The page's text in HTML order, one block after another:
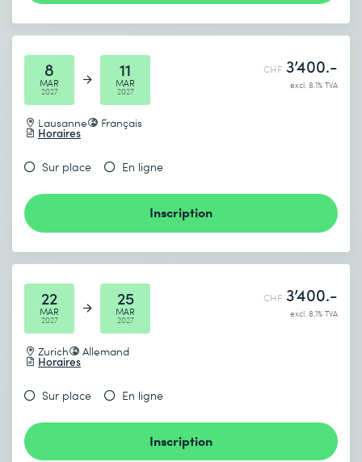
8
MAR
2027
11
MAR
2027
Lausanne Français
Horaires
CHF 3’400.-
excl. 8.1% TVA
Sur place En ligne
Inscription
22
MAR
2027
25
MAR
2027
Zurich Allemand
Horaires
CHF 3’400.-
excl. 8.1% TVA
Sur place En ligne
Inscription